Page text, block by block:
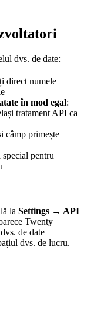
dvs. de date:
direct numele
în mod egal:
tratament API ca
câmp primește
special pentru
la Settings → API
Twenty
de date
dvs. de lucru.